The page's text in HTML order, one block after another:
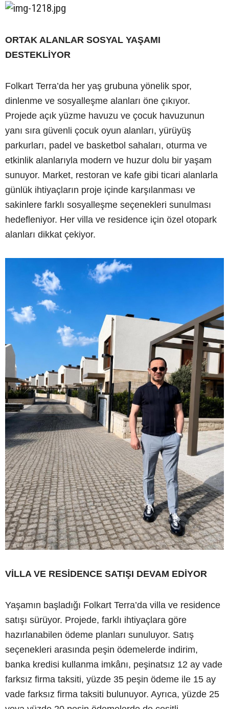
ORTAK ALANLAR SOSYAL YAŞAMI
DESTEKLİYOR
Folkart Terra’da her yaş grubuna yönelik spor,
dinlenme ve sosyalleşme alanları öne çıkıyor.
Projede açık yüzme havuzu ve çocuk havuzunun
yanı sıra güvenli çocuk oyun alanları, yürüyüş
parkurları, padel ve basketbol sahaları, oturma ve
etkinlik alanlarıyla modern ve huzur dolu bir yaşam
sunuyor. Market, restoran ve kafe gibi ticari alanlarla
günlük ihtiyaçların proje içinde karşılanması ve
sakinlere farklı sosyalleşme seçenekleri sunulması
hedefleniyor. Her villa ve residence için özel otopark
alanları dikkat çekiyor.
VİLLA VE RESİDENCE SATIŞI DEVAM EDİYOR
Yaşamın başladığı Folkart Terra’da villa ve residence
satışı sürüyor. Projede, farklı ihtiyaçlara göre
hazırlanabilen ödeme planları sunuluyor. Satış
seçenekleri arasında peşin ödemelerde indirim,
banka kredisi kullanma imkânı, peşinatsız 12 ay vade
farksız firma taksiti, yüzde 35 peşin ödeme ile 15 ay
vade farksız firma taksiti bulunuyor. Ayrıca, yüzde 25